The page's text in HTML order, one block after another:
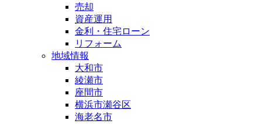
売却
資産運用
金利・住宅ローン
リフォーム
地域情報
大和市
綾瀬市
座間市
横浜市瀬谷区
海老名市